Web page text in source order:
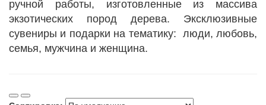
ручной работы, изготовленные из массива
экзотических пород дерева. Эксклюзивные
сувениры и подарки на тематику: люди, любовь,
семья, мужчина и женщина.